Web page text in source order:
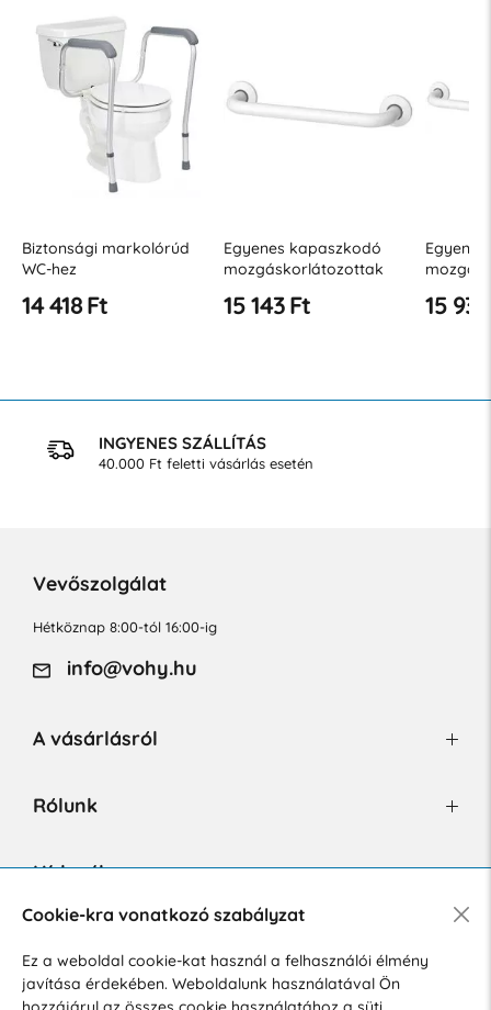
Biztonsági markolórúd
WC-hez
14 418 Ft
Egyenes kapaszkodó
mozgáskorlátozottak
15 143 Ft 15
INGYENES SZÁLLÍTÁS
40.000 Ft feletti vásárlás esetén
Vevőszolgálat
Hétköznap 8:00-tól 16:00-ig
info@vohy.hu
A vásárlásról
Rólunk
Hírlevél
Hozzájárulok a személyes adatok marketing célú kezeléséhez.
Személyes adatok védelmére vonatkozó szabályzat.
Cookie-kra vonatkozó szabályzat
Ez a weboldal cookie-kat használ a felhasználói élmény
javítása érdekében. Weboldalunk használatával Ön